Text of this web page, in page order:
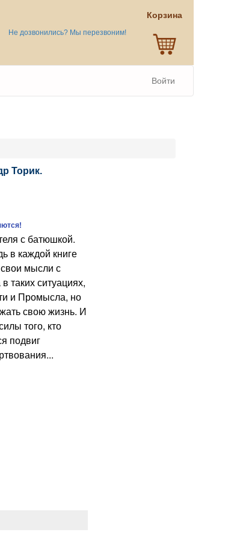
Не дозвонились? Мы перезвоним!
Корзина
Войти
Торик.
с батюшкой.
в каждой книге
мысли с
таких ситуациях,
и Промысла, но
свою жизнь. И
того, кто
подвиг